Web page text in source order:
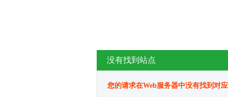
没有找到站点
您的请求在Web服务器中没有找到对